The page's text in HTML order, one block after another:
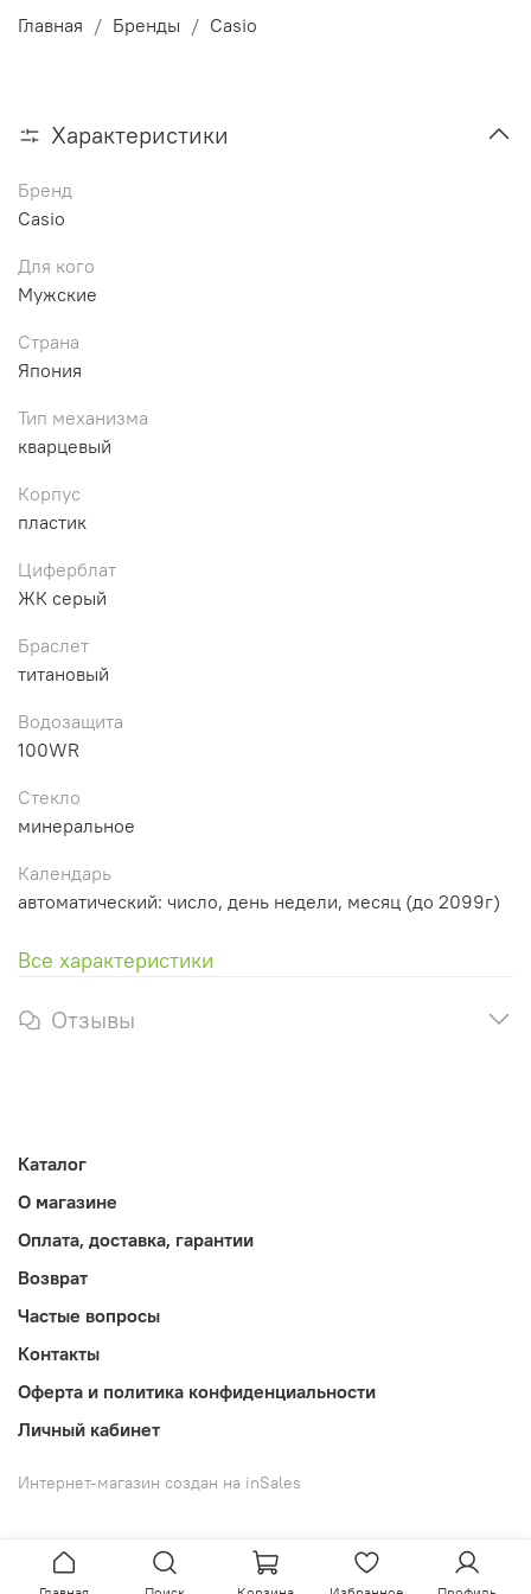
Главная Бренды Casio
Характеристики
Бренд
Casio
Для кого
Мужские
Страна
Япония
Тип механизма
кварцевый
Корпус
пластик
Циферблат
ЖК серый
Браслет
титановый
Водозащита
100WR
Стекло
минеральное
Календарь
автоматический: число, день недели, месяц (до 2099г)
Все характеристики
Отзывы
Каталог
О магазине
Оплата, доставка, гарантии
Возврат
Частые вопросы
Контакты
Оферта и политика конфиденциальности
Личный кабинет
Интернет-магазин создан на inSales